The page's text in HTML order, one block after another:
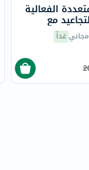
الفعالية
مع
النقي في مصل
البشرة أمبولة
غداً